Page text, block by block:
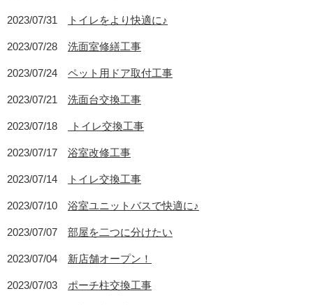
2023/07/31 トイレをより快適に♪
2023/07/28 洗面室修繕工事
2023/07/24 ペット用ドア取付工事
2023/07/21 洗面台交換工事
2023/07/18 トイレ交換工事
2023/07/17 浴室改修工事
2023/07/14 トイレ交換工事
2023/07/10 浴室ユニットバスで快適に♪
2023/07/07 部屋を二つに分けたい
2023/07/04 新店舗オープン！
2023/07/03 ポーチ柱交換工事